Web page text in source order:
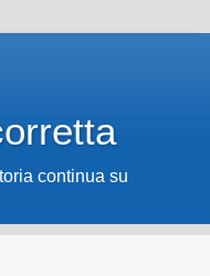
continua su